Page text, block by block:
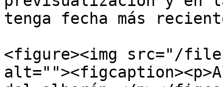
tenga fecha más
<figure><img src="/files/